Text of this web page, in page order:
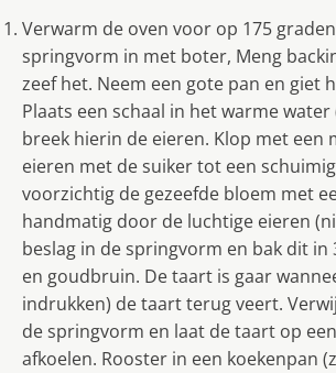
Verwarm de oven voor op 175
springvorm in met boter, Meng
zeef het. Neem een gote pan en giet
Plaats een schaal in het warme
breek hierin de eieren. Klop met een
eieren met de suiker tot een
voorzichtig de gezeefde bloem met
handmatig door de luchtige eieren
beslag in de springvorm en bak dit in
en goudbruin. De taart is gaar
indrukken) de taart terug veert.
de springvorm en laat de taart op
afkoelen. Rooster in een koekenpan